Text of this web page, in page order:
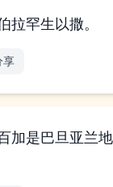
拉罕生以撒。
享
加是巴旦亚兰